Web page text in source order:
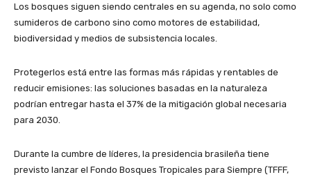
Los bosques siguen siendo centrales en su agenda, no solo como
sumideros de carbono sino como motores de estabilidad,
biodiversidad y medios de subsistencia locales.
Protegerlos está entre las formas más rápidas y rentables de
reducir emisiones: las soluciones basadas en la naturaleza
podrían entregar hasta el 37% de la mitigación global necesaria
para 2030.
Durante la cumbre de líderes, la presidencia brasileña tiene
previsto lanzar el Fondo Bosques Tropicales para Siempre (TFFF,